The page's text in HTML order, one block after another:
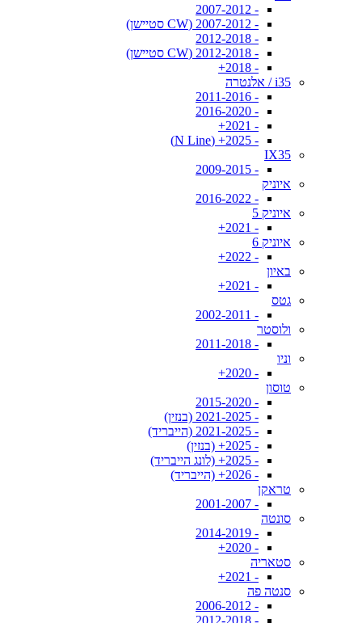
- 2007-2012
- 2007-2012 (CW סטיישן)
- 2012-2018
- 2012-2018 (CW סטיישן)
- 2018+
i35 / אלנטרה
- 2011-2016
- 2016-2020
- 2021+
- 2025+ (N Line)
IX35
- 2009-2015
איוניק
- 2016-2022
איוניק 5
- 2021+
איוניק 6
- 2022+
באיון
- 2021+
גטס
- 2002-2011
ולוסטר
- 2011-2018
וניו
- 2020+
טוסון
- 2015-2020
- 2021-2025 (בנזין)
- 2021-2025 (הייבריד)
- 2025+ (בנזין)
- 2025+ (לונג הייבריד)
- 2026+ (הייבריד)
טראקן
- 2001-2007
סונטה
- 2014-2019
- 2020+
סטאריה
- 2021+
סנטה פה
- 2006-2012
- 2012-2018